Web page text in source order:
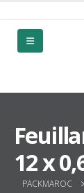
12 x
PACKMAROC